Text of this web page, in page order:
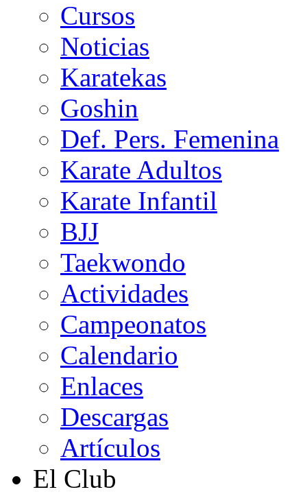
Cursos
Noticias
Karatekas
Goshin
Def. Pers. Femenina
Karate Adultos
Karate Infantil
BJJ
Taekwondo
Actividades
Campeonatos
Calendario
Enlaces
Descargas
Artículos
El Club